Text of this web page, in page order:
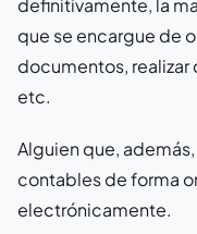
definitivamente, la
que se encargue de
documentos,
etc.
Alguien que,
contables de forma
electrónicamente.